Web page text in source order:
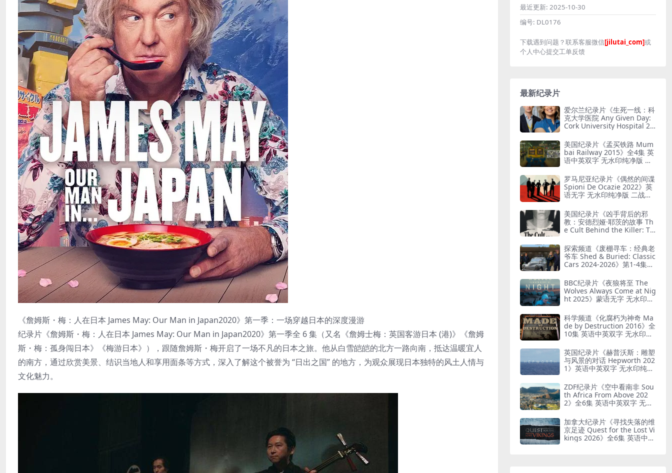
《詹姆斯・梅：人在日本 James May: Our Man in Japan2020》第一季：一场穿越日本的深度漫游
纪录片《詹姆斯・梅：人在日本 James May: Our Man in Japan2020》第一季全 6 集（又名《詹姆士梅：英国客游日本 (港)》《詹姆
斯・梅：孤身闯日本》《梅游日本》），跟随詹姆斯・梅开启了一场不凡的日本之旅。他从白雪皑皑的北方一路向南，抵达温暖宜人
的南方，通过欣赏美景、结识当地人和享用面条等方式，深入了解这个被誉为 “日出之国” 的地方，为观众展现日本独特的风土人情与
文化魅力。
最近更新: 2025-10-30
编号: DL0176
下载遇到问题？联系客服微信[jilutai_com]或
个人中心提交工单反馈
最新纪录片
爱尔兰纪录片《生死一线：科
克大学医院 Any Given Day:
Cork University Hospital 20
水印纯净版 爱尔兰医院
美国纪录片《孟买铁路 Mum
bai Railway 2015》全4集 英
语中英双字 无水印纯净版 孟
罗马尼亚纪录片《偶然的间谍
Spioni De Ocazie 2022》英
语无字 无水印纯净版 二战谍
美国纪录片《凶手背后的邪
教：安德烈娅·耶茨的故事 Th
e Cult Behind the Killer: Th
6》全3集 英语中英双字 无水
印纯净版 精神控制
探索频道《废棚寻车：经典老
爷车 Shed & Buried: Classic
Cars 2024-2026》第1-4集全
净版 翻新老爷车
BBC纪录片《夜狼将至 The
Wolves Always Come at Nig
ht 2025》蒙语无字 无水印纯
科学频道《化腐朽为神奇 Ma
de by Destruction 2016》全
10集 英语中英双字 无水印纯
英国纪录片《赫普沃斯：雕塑
与风景的对话 Hepworth 202
1》英语中英双字 无水印纯净
ZDF纪录片《空中看南非 Sou
th Africa From Above 202
2》全6集 英语中英双字 无水
加拿大纪录片《寻找失落的维
京足迹 Quest for the Lost Vi
kings 2026》全6集 英语中英